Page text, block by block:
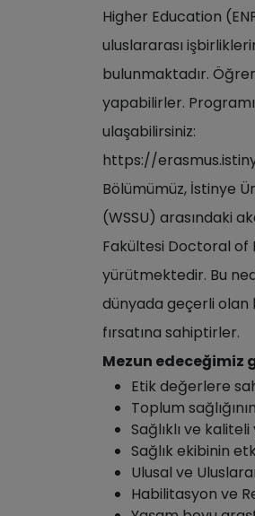
Higher Education
uluslararası
bulunmaktadır.
yapabilirler.
ulaşabilirsiniz:
https://
Bölümümüz, İstinye
(WSSU) arasındaki
Fakültesi Doctoral of
yürütmektedir. Bu
dünyada geçerli olan
fırsatına sahiptirler.
Mezun edeceğimiz
Etik değerlere
Toplum
Sağlıklı ve
Sağlık ekibinin
Ulusal ve
Habilitasyon ve